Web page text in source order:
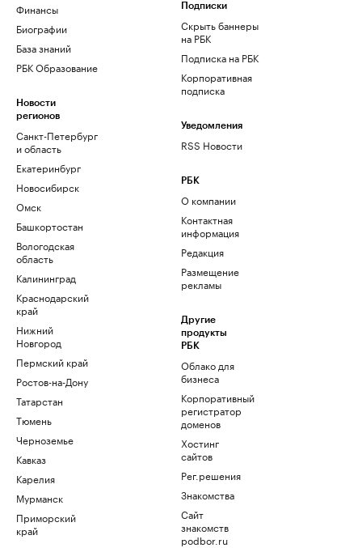
Финансы
Биографии
База знаний
РБК Образование
Новости
регионов
Санкт-Петербург
и область
Екатеринбург
Новосибирск
Омск
Башкортостан
Вологодская
область
Калининград
Краснодарский
край
Нижний
Новгород
Пермский край
Ростов-на-Дону
Татарстан
Тюмень
Черноземье
Кавказ
Карелия
Мурманск
Приморский
край
Подписки
Скрыть баннеры
на РБК
Подписка на РБК
Корпоративная
подписка
Уведомления
RSS Новости
РБК
О компании
Контактная
информация
Редакция
Размещение
рекламы
Другие
продукты
РБК
Облако для
бизнеса
Корпоративный
регистратор
доменов
Хостинг
сайтов
Рег.решения
Знакомства
Сайт
знакомств
podbor.ru